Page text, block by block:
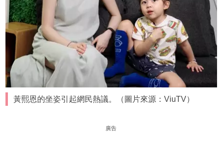
黃熙恩的坐姿引起網民熱議。（圖片來源：ViuTV）
廣告